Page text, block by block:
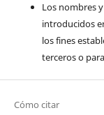
Los nombres
introducidos
los fines
terceros o
Cómo citar